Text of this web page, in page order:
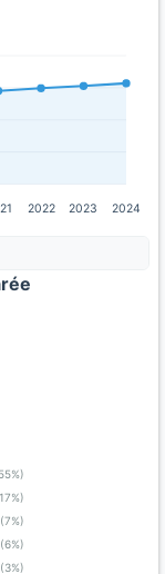
2022 2023 2024